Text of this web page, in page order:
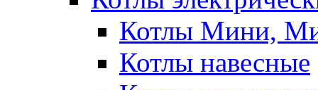
Котлы Мини,
Котлы навесные